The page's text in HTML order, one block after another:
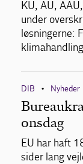
KU, AU,
under
løsningerne:
DIB • Nyheder
onsdag
EU har haft
sider lang